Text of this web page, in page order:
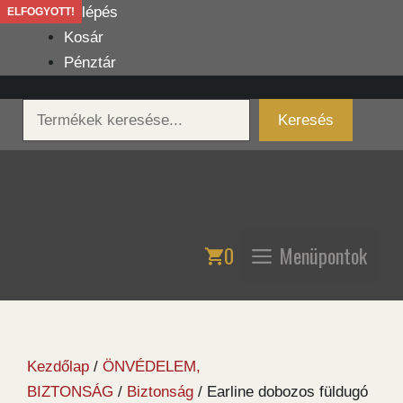
Kilépés
tartalomba
Belépés
Kosár
Pénztár
Keresés
Keresés
0 Menüpontok
Kezdőlap / ÖNVÉDELEM,
BIZTONSÁG / Biztonság / Earline dobozos füldugó
ELFOGYOTT!